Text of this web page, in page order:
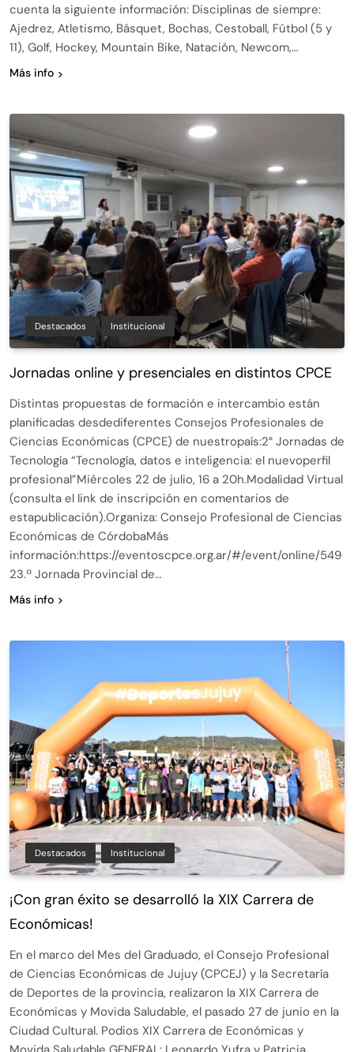
cuenta la siguiente información: Disciplinas de siempre:
Ajedrez, Atletismo, Básquet, Bochas, Cestoball, Fútbol (5 y
11), Golf, Hockey, Mountain Bike, Natación, Newcom,…
Más info
Destacados Institucional
Jornadas online y presenciales en distintos CPCE
Distintas propuestas de formación e intercambio están
planificadas desdediferentes Consejos Profesionales de
Ciencias Económicas (CPCE) de nuestropaís:2° Jornadas de
Tecnología “Tecnología, datos e inteligencia: el nuevoperfil
profesional”Miércoles 22 de julio, 16 a 20h.Modalidad Virtual
(consulta el link de inscripción en comentarios de
estapublicación).Organiza: Consejo Profesional de Ciencias
Económicas de CórdobaMás
información:https://eventoscpce.org.ar/#/event/online/549
23.ª Jornada Provincial de…
Más info
Destacados Institucional
¡Con gran éxito se desarrolló la XIX Carrera de
Económicas!
En el marco del Mes del Graduado, el Consejo Profesional
de Ciencias Económicas de Jujuy (CPCEJ) y la Secretaría
de Deportes de la provincia, realizaron la XIX Carrera de
Económicas y Movida Saludable, el pasado 27 de junio en la
Ciudad Cultural. Podios XIX Carrera de Económicas y